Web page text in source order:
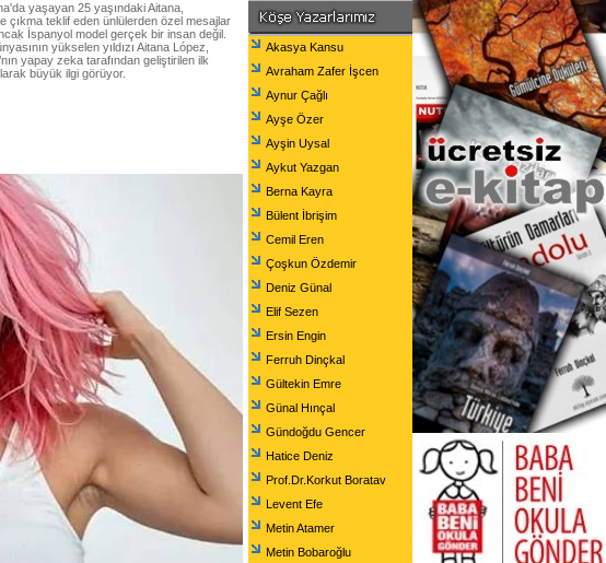
yaşayan 25 yaşındaki Aitana,
çıkma teklif eden ünlülerden özel mesajlar
İspanyol model gerçek bir insan değil.
yükselen yıldızı Aitana López,
yapay zeka tarafından geliştirilen ilk
büyük ilgi görüyor.
Akasya Kansu
Avraham Zafer İşcen
Aynur Çağlı
Ayşe Özer
Ayşin Uysal
Aykut Yazgan
Berna Kayra
Bülent İbrişim
Cemil Eren
Çoşkun Özdemir
Deniz Günal
Elif Sezen
Ersin Engin
Ferruh Dinçkal
Gültekin Emre
Günal Hınçal
Gündoğdu Gencer
Hatice Deniz
Prof.Dr.Korkut Boratav
Levent Efe
Metin Atamer
Metin Bobaroğlu